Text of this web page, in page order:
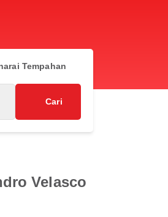
Tempahan
Cari
Velasco